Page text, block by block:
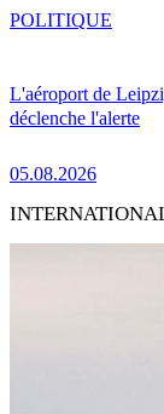
L'aéroport de
déclenche l'alerte
05.08.2026
POLITIQUE